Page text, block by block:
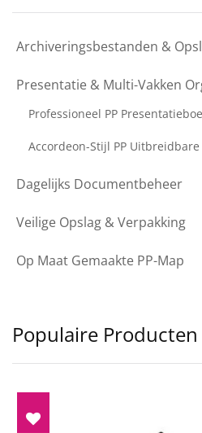
Archiveringsbestanden &
Presentatie & Multi-Vakken
Professioneel PP
Accordeon-Stijl PP
Dagelijks Documentbeheer
Veilige Opslag & Verpakking
Op Maat Gemaakte PP-Map
Populaire Producten